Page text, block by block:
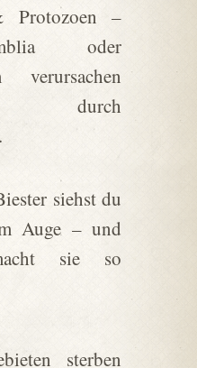
Protozoen –
oder
verursachen
durch
siehst du
Auge – und
sie so
sterben